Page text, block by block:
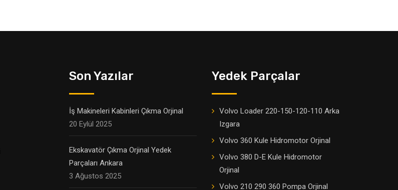
Son Yazılar
İş Makineleri Kabinleri Çıkma Orjinal
20 Eylül 2025
Ekskavatör Çıkma Orjinal Yedek
Parçaları Ankara
3 Ağustos 2025
Yedek Parçalar
Volvo Loader 220-150-120-110 Arka
Izgara
Volvo 360 Kule Hidromotor Orjinal
Volvo 380 D-E Kule Hidromotor
Orjinal
Volvo 210 290 360 Pompa Orjinal